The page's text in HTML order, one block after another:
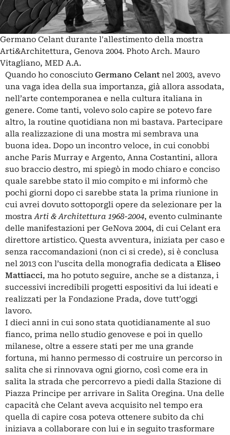
Germano Celant durante l'allestimento della mostra
Arti&Architettura, Genova 2004. Photo Arch. Mauro
Vitagliano, MED A.A.
Quando ho conosciuto Germano Celant nel 2003, avevo
una vaga idea della sua importanza, già allora assodata,
nell’arte contemporanea e nella cultura italiana in
genere. Come tanti, volevo solo capire se potevo fare
altro, la routine quotidiana non mi bastava. Partecipare
alla realizzazione di una mostra mi sembrava una
buona idea. Dopo un incontro veloce, in cui conobbi
anche Paris Murray e Argento, Anna Costantini, allora
suo braccio destro, mi spiegò in modo chiaro e conciso
quale sarebbe stato il mio compito e mi informò che
pochi giorni dopo ci sarebbe stata la prima riunione in
cui avrei dovuto sottoporgli opere da selezionare per la
mostraArti & Architettura 1968-2004, evento culminante
delle manifestazioni per GeNova 2004, di cui Celant era
direttore artistico. Questa avventura, iniziata per caso e
senza raccomandazioni (non ci si crede), si è conclusa
nel 2013 con l’uscita della monografia dedicata a Eliseo
Mattiacci, ma ho potuto seguire, anche se a distanza, i
successivi incredibili progetti espositivi da lui ideati e
realizzati per la Fondazione Prada, dove tutt’oggi
lavoro.
I dieci anni in cui sono stata quotidianamente al suo
fianco, prima nello studio genovese e poi in quello
milanese, oltre a essere stati per me una grande
fortuna, mi hanno permesso di costruire un percorso in
salita che si rinnovava ogni giorno, così come era in
salita la strada che percorrevo a piedi dalla Stazione di
Piazza Principe per arrivare in Salita Oregina. Una delle
capacità che Celant aveva acquisito nel tempo era
quella di capire cosa poteva ottenere subito da chi
iniziava a collaborare con lui e in seguito trasformare